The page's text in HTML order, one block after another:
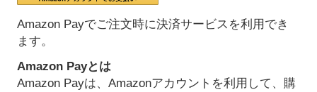
Amazon Payでご注文時に決済サービスを利用でき
ます。
Amazon Payとは
Amazon Payは、Amazonアカウントを利用して、購